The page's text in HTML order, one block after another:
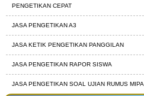
PENGETIKAN CEPAT
JASA PENGETIKAN A3
JASA KETIK PENGETIKAN PANGGILAN
JASA PENGETIKAN RAPOR SISWA
JASA PENGETIKAN SOAL UJIAN RUMUS MIPA